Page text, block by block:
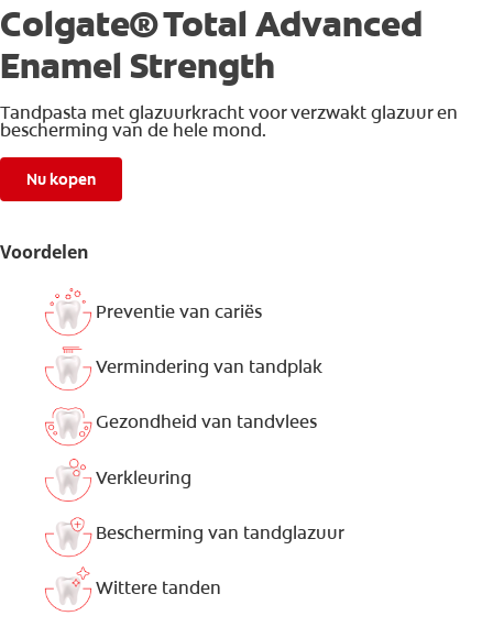
Colgate® Total Advanced
Enamel Strength
Tandpasta met glazuurkracht voor verzwakt glazuur en
bescherming van de hele mond.
Nu kopen
Voordelen
Preventie van cariës
Vermindering van tandplak
Gezondheid van tandvlees
Verkleuring
Bescherming van tandglazuur
Wittere tanden